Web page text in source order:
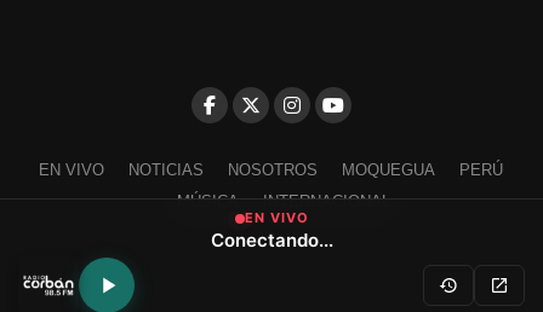
EN VIVO NOTICIAS NOSOTROS MOQUEGUA
PERÚ
MÚSICA
INTERNACIONAL
Escríbenos a contacto@radiocorban.com
EN VIVO
Conectando...